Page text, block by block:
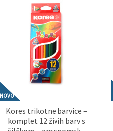
NOVO
Kores trikotne barvice –
komplet 12 živih barv s